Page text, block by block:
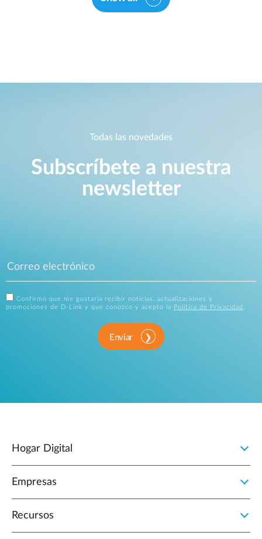
Todas las novedades
Subscríbete a nuestra
newsletter
Confirmo que me gustaría recibir noticias, actualizaciones y
promociones de D-Link y que conozco y acepto la
Política de Privacidad .
Enviar
Hogar Digital
Empresas
Recursos